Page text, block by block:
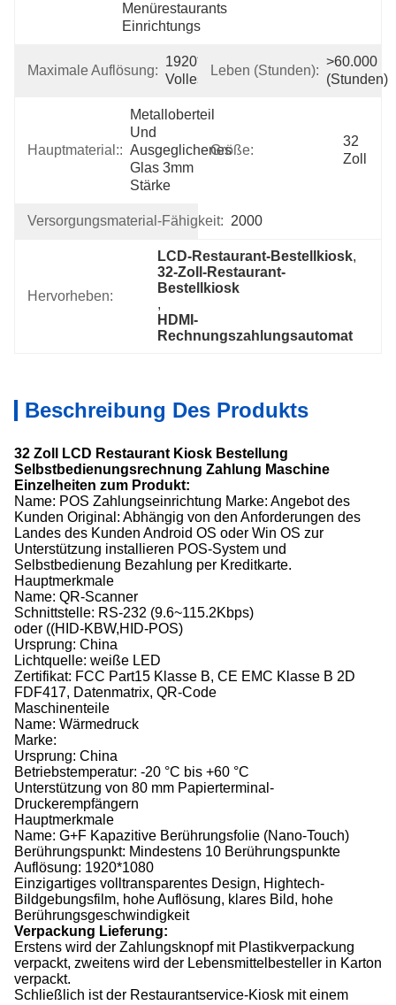
Menürestaurants
Einrichtungs
Maximale Auflösung:
1920*1080
Volles HD
Leben (Stunden):
>60.000
(Stunden)
Hauptmaterial::
Metalloberteil
Und
Ausgeglichenes
Glas 3mm
Stärke
Größe:
32
Zoll
Versorgungsmaterial-Fähigkeit: 2000
Hervorheben:
LCD-Restaurant-Bestellkiosk,
32-Zoll-Restaurant-
Bestellkiosk
,
HDMI-
Rechnungszahlungsautomat
Beschreibung Des Produkts
32 Zoll LCD Restaurant Kiosk Bestellung
Selbstbedienungsrechnung Zahlung Maschine
Einzelheiten zum Produkt:
Name: POS Zahlungseinrichtung Marke: Angebot des
Kunden Original: Abhängig von den Anforderungen des
Landes des Kunden Android OS oder Win OS zur
Unterstützung installieren POS-System und
Selbstbedienung Bezahlung per Kreditkarte.
Hauptmerkmale
Name: QR-Scanner
Schnittstelle: RS-232 (9.6~115.2Kbps)
oder ((HID-KBW,HID-POS)
Ursprung: China
Lichtquelle: weiße LED
Zertifikat: FCC Part15 Klasse B, CE EMC Klasse B 2D
FDF417, Datenmatrix, QR-Code
Maschinenteile
Name: Wärmedruck
Marke:
Ursprung: China
Betriebstemperatur: -20 °C bis +60 °C
Unterstützung von 80 mm Papierterminal-
Druckerempfängern
Hauptmerkmale
Name: G+F Kapazitive Berührungsfolie (Nano-Touch)
Berührungspunkt: Mindestens 10 Berührungspunkte
Auflösung: 1920*1080
Einzigartiges volltransparentes Design, Hightech-
Bildgebungsfilm, hohe Auflösung, klares Bild, hohe
Berührungsgeschwindigkeit
Verpackung Lieferung:
Erstens wird der Zahlungsknopf mit Plastikverpackung
verpackt, zweitens wird der Lebensmittelbesteller in Karton
verpackt.
Schließlich ist der Restaurantservice-Kiosk mit einem